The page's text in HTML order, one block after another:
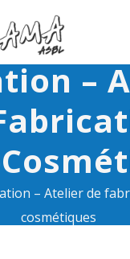
–
– Atelier de
cosmétiques